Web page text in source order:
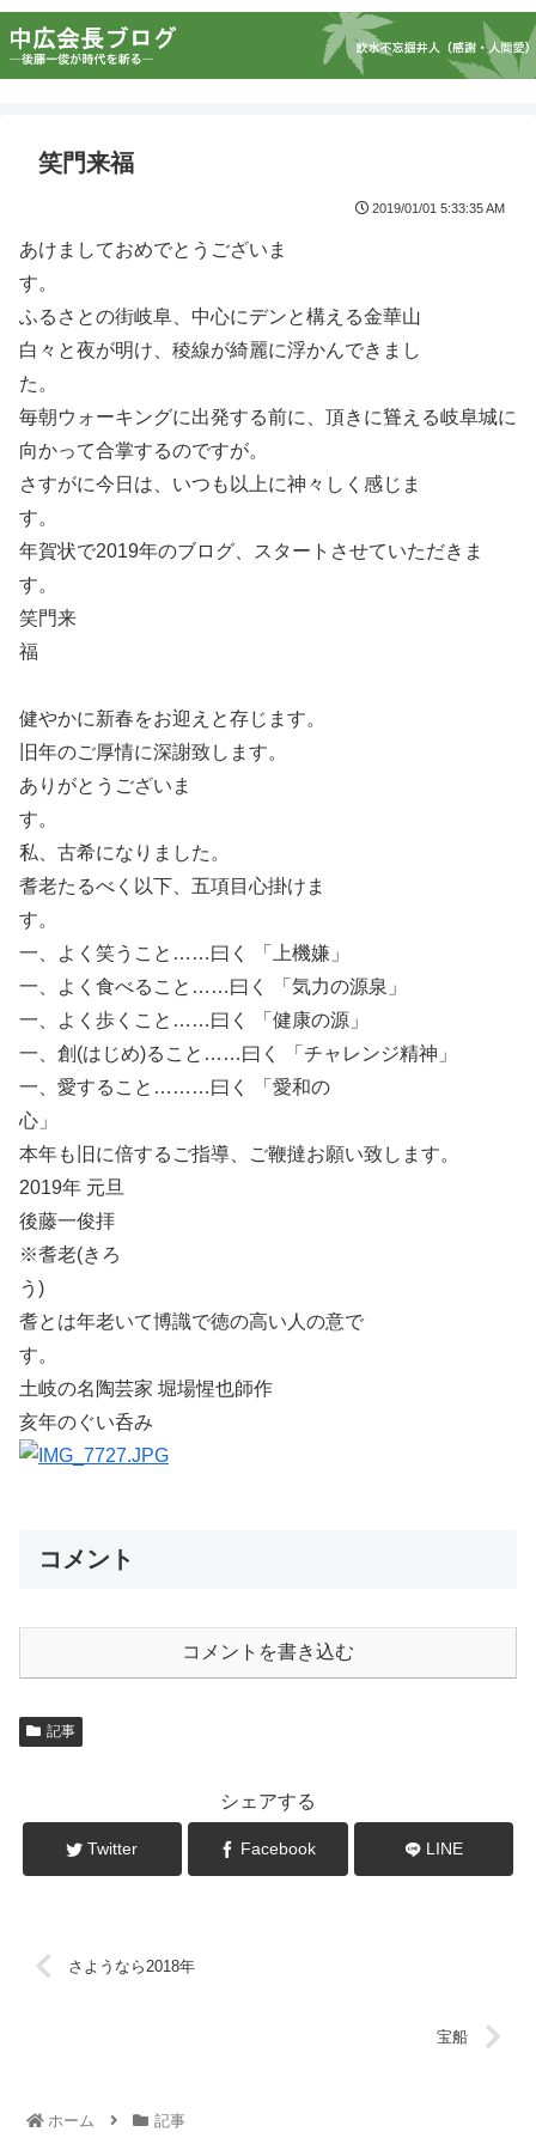
笑門来福
2019/01/01 5:33:35 AM
あけましておめでとうございま
す。
ふるさとの街岐阜、中心にデンと構える金華山
白々と夜が明け、稜線が綺麗に浮かんできまし
た。
毎朝ウォーキングに出発する前に、頂きに聳える岐阜城に
向かって合掌するのですが。
さすがに今日は、いつも以上に神々しく感じま
す。
年賀状で2019年のブログ、スタートさせていただきま
す。
笑門来
福
健やかに新春をお迎えと存じます。
旧年のご厚情に深謝致します。
ありがとうございま
す。
私、古希になりました。
耆老たるべく以下、五項目心掛けま
す。
一、よく笑うこと……曰く 「上機嫌」
一、よく食べること……曰く 「気力の源泉」
一、よく歩くこと……曰く 「健康の源」
一、創(はじめ)ること……曰く 「チャレンジ精神」
一、愛すること………曰く 「愛和の
心」
本年も旧に倍するご指導、ご鞭撻お願い致します。
2019年 元旦
後藤一俊拝
※耆老(きろ
う)
耆とは年老いて博識で徳の高い人の意で
す。
土岐の名陶芸家 堀場惺也師作
亥年のぐい呑み
コメント
コメントを書き込む
記事
シェアする
Twitter Facebook LINE
さようなら2018年
宝船
ホーム 記事